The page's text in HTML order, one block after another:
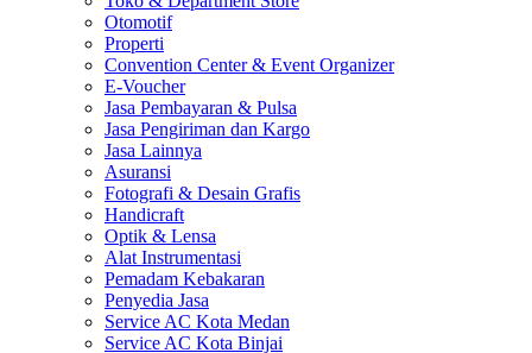
Otomotif
Properti
Convention Center & Event Organizer
E-Voucher
Jasa Pembayaran & Pulsa
Jasa Pengiriman dan Kargo
Jasa Lainnya
Asuransi
Fotografi & Desain Grafis
Handicraft
Optik & Lensa
Alat Instrumentasi
Pemadam Kebakaran
Penyedia Jasa
Service AC Kota Medan
Service AC Kota Binjai